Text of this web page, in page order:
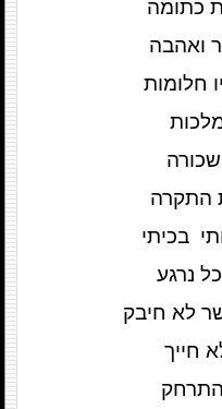
כתומה
ואהבה
חלומות
התקרה
בכיתי
נרגע
לא חיבק
חייך